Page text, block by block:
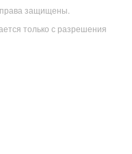
защищены.
только с разрешения